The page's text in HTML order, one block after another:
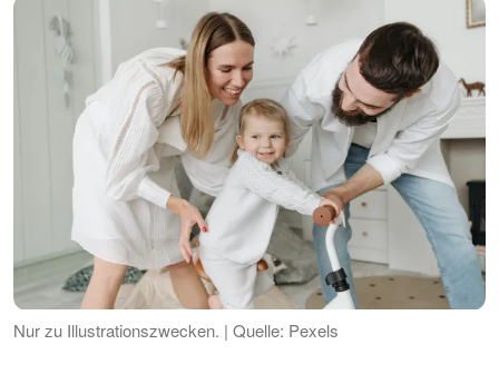
Nur zu Illustrationszwecken. | Quelle: Pexels